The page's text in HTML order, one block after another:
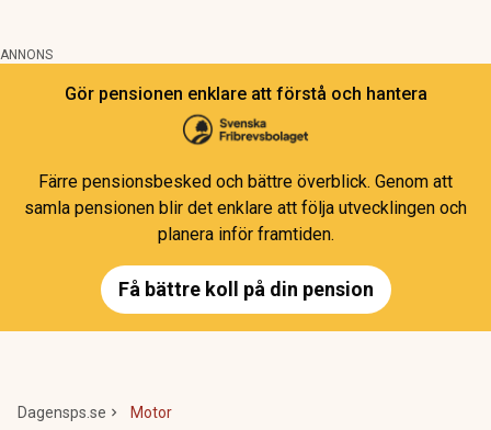
ANNONS
Gör pensionen enklare att förstå och hantera
Färre pensionsbesked och bättre överblick. Genom att
samla pensionen blir det enklare att följa utvecklingen och
planera inför framtiden.
Få bättre koll på din pension
Dagensps.se Motor